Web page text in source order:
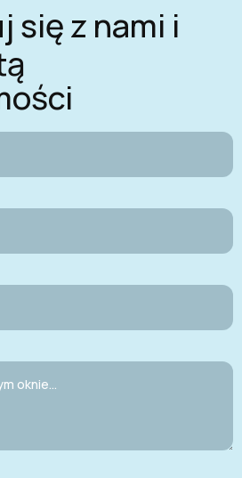
się z nami i